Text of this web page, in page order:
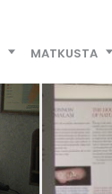
MATKUSTA